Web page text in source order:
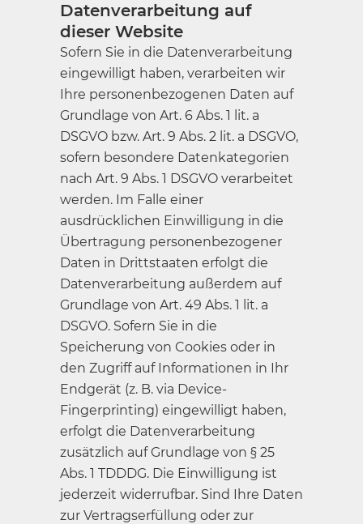
Datenverarbeitung auf
dieser Website
Sofern Sie in die Datenverarbeitung
eingewilligt haben, verarbeiten wir
Ihre personenbezogenen Daten auf
Grundlage von Art. 6 Abs. 1 lit. a
DSGVO bzw. Art. 9 Abs. 2 lit. a DSGVO,
sofern besondere Datenkategorien
nach Art. 9 Abs. 1 DSGVO verarbeitet
werden. Im Falle einer
ausdrücklichen Einwilligung in die
Übertragung personenbezogener
Daten in Drittstaaten erfolgt die
Datenverarbeitung außerdem auf
Grundlage von Art. 49 Abs. 1 lit. a
DSGVO. Sofern Sie in die
Speicherung von Cookies oder in
den Zugriff auf Informationen in Ihr
Endgerät (z. B. via Device-
Fingerprinting) eingewilligt haben,
erfolgt die Datenverarbeitung
zusätzlich auf Grundlage von § 25
Abs. 1 TDDDG. Die Einwilligung ist
jederzeit widerrufbar. Sind Ihre Daten
zur Vertragserfüllung oder zur